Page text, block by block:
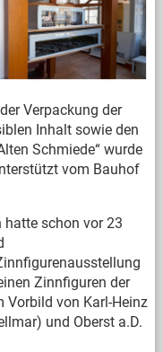
Verpackung der
Inhalt sowie den
Schmiede“ wurde
vom Bauhof
hatte schon vor 23
Zinnfiguren der
Vorbild von Karl-Heinz
und Oberst a.D.